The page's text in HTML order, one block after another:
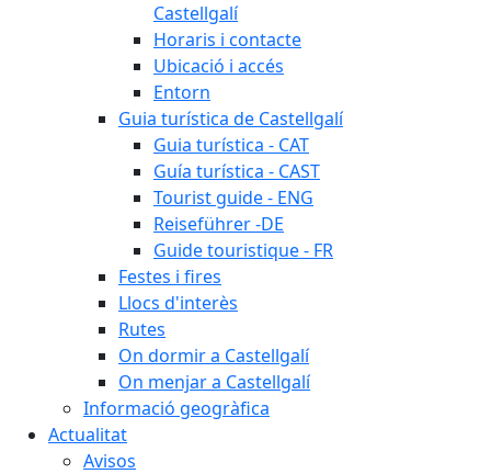
Castellgalí
Horaris i contacte
Ubicació i accés
Entorn
Guia turística de Castellgalí
Guia turística - CAT
Guía turística - CAST
Tourist guide - ENG
Reiseführer -DE
Guide touristique - FR
Festes i fires
Llocs d'interès
Rutes
On dormir a Castellgalí
On menjar a Castellgalí
Informació geogràfica
Actualitat
Avisos